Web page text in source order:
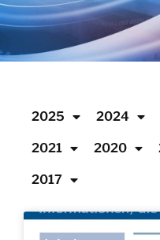
2025 2024
2021 2020
2017